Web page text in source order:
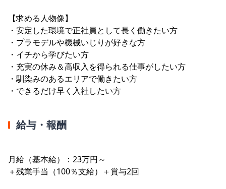
【求める人物像】
・安定した環境で正社員として長く働きたい方
・プラモデルや機械いじりが好きな方
・イチから学びたい方
・充実の休み＆高収入を得られる仕事がしたい方
・馴染みのあるエリアで働きたい方
・できるだけ早く入社したい方
給与・報酬
月給（基本給）：23万円～
＋残業手当（100％支給）＋賞与2回